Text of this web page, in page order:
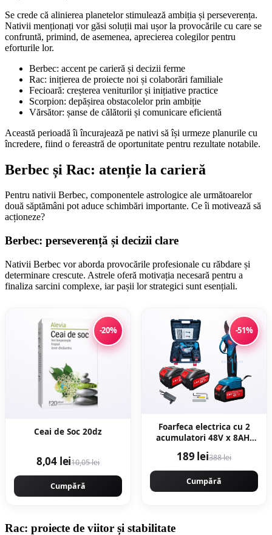
Se crede că alinierea planetelor stimulează ambiția și perseverența.
Nativii menționați vor găsi soluții mai ușor la provocările cu care se
confruntă, primind, de asemenea, aprecierea colegilor pentru
eforturile lor.
Berbec: accent pe carieră și decizii ferme
Rac: inițierea de proiecte noi și colaborări familiale
Fecioară: creșterea veniturilor și inițiative practice
Scorpion: depășirea obstacolelor prin ambiție
Vărsător: șanse de călătorii și comunicare eficientă
Această perioadă îi încurajează pe nativi să își urmeze planurile cu
încredere, fiind o fereastră de oportunitate pentru rezultate notabile.
Berbec și Rac: atenție la carieră
Pentru nativii Berbec, componentele astrologice ale următoarelor
două săptămâni pot aduce schimbări importante. Ce îi motivează să
acționeze?
Berbec: perseverență și decizii clare
Nativii Berbec vor aborda provocările profesionale cu răbdare și
determinare crescute. Astrele oferă motivația necesară pentru a
finaliza sarcini complexe, iar pașii lor strategici sunt esențiali.
-20%
Ceai de Soc 20dz
8,04 lei10,05 lei
Cumpără
-51%
Foarfeca electrica cu 2
acumulatori 48V x 8AH,
taiere 27mm, Valiza,
profesional e-XPERT
ORIGINAL Protools
CMP1612
189 lei388 lei
Cumpără
Rac: proiecte de viitor și stabilitate